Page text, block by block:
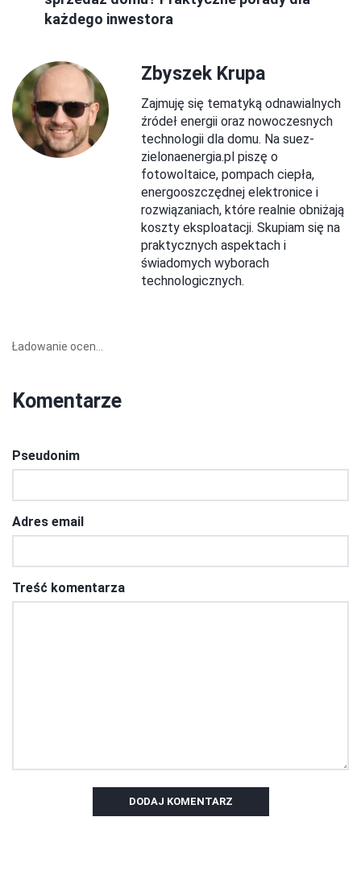
każdego inwestora
Zbyszek Krupa
Zajmuję się tematyką odnawialnych
źródeł energii oraz nowoczesnych
technologii dla domu. Na suez-
zielonaenergia.pl piszę o
fotowoltaice, pompach ciepła,
energooszczędnej elektronice i
rozwiązaniach, które realnie obniżają
koszty eksploatacji. Skupiam się na
praktycznych aspektach i
świadomych wyborach
technologicznych.
Ładowanie ocen...
Komentarze
Pseudonim
Adres email
Treść komentarza
DODAJ KOMENTARZ